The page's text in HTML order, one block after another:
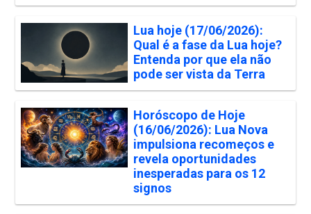
Lua hoje (17/06/2026):
Qual é a fase da Lua hoje?
Entenda por que ela não
pode ser vista da Terra
Horóscopo de Hoje
(16/06/2026): Lua Nova
impulsiona recomeços e
revela oportunidades
inesperadas para os 12
signos